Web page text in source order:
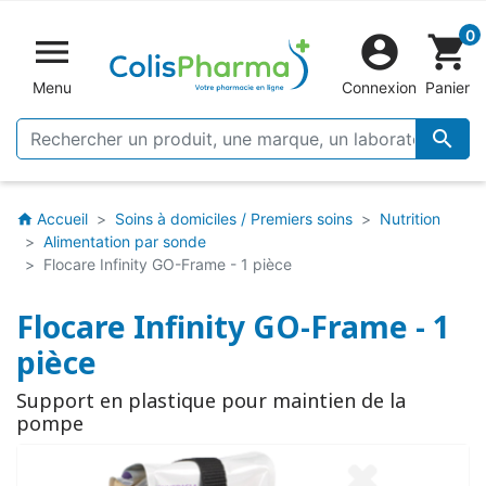

Menu


Connexion
shopping_cart0
Panier
home Accueil Soins à domiciles / Premiers soins
Nutrition
Alimentation par sonde
Flocare Infinity GO-Frame - 1 pièce
Flocare Infinity GO-Frame - 1
pièce
Support en plastique pour maintien de la
pompe